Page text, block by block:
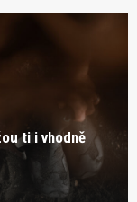
ti i vhodně